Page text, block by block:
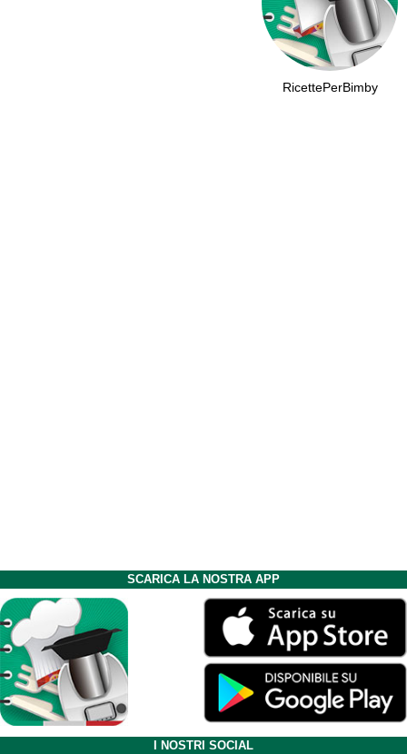
RicettePerBimby
SCARICA LA NOSTRA APP
I NOSTRI SOCIAL